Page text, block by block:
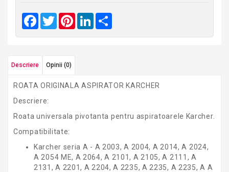
Facebook
TwitterPinterestLinkedIn
Descriere Opinii (0)
ROATA ORIGINALA ASPIRATOR KARCHER
Descriere:
Roata universala pivotanta pentru aspiratoarele Karcher.
Compatibilitate:
Karcher seria A - A 2003, A 2004, A 2014, A 2024,
A 2054 ME, A 2064, A 2101, A 2105, A 2111, A
2131, A 2201, A 2204, A 2235, A 2235, A 2235, A A